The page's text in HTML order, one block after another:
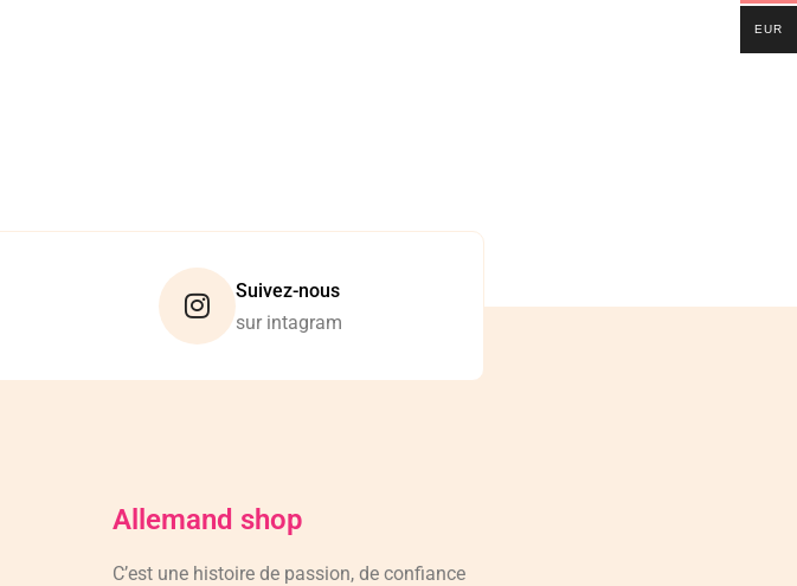
Suivez-nous
sur intagram
Allemand shop
C’est une histoire de passion, de confiance
EUR